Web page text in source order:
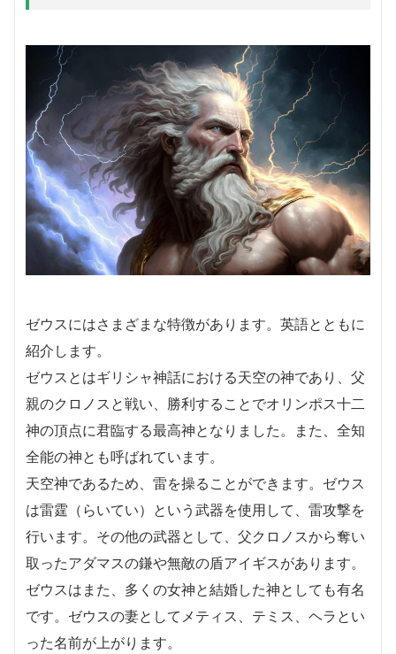
ゼウスにはさまざまな特徴があります。英語とともに
紹介します。
ゼウスとはギリシャ神話における天空の神であり、父
親のクロノスと戦い、勝利することでオリンポス十二
神の頂点に君臨する最高神となりました。また、全知
全能の神とも呼ばれています。
天空神であるため、雷を操ることができます。ゼウス
は雷霆（らいてい）という武器を使用して、雷攻撃を
行います。その他の武器として、父クロノスから奪い
取ったアダマスの鎌や無敵の盾アイギスがあります。
ゼウスはまた、多くの女神と結婚した神としても有名
です。ゼウスの妻としてメティス、テミス、ヘラとい
った名前が上がります。